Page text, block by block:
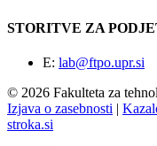
STORITVE ZA
E: lab@ftpo.upr.si
© 2026 Fakulteta za
Izjava o zasebnosti |
stroka.si